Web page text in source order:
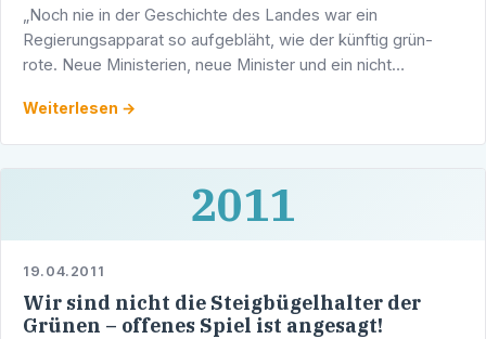
„Noch nie in der Geschichte des Landes war ein
Regierungsapparat so aufgebläht, wie der künftig grün-
rote. Neue Ministerien, neue Minister und ein nicht
Signal, …
Weiterlesen →
2011
19.04.2011
Wir sind nicht die Steigbügelhalter der
Grünen – offenes Spiel ist angesagt!